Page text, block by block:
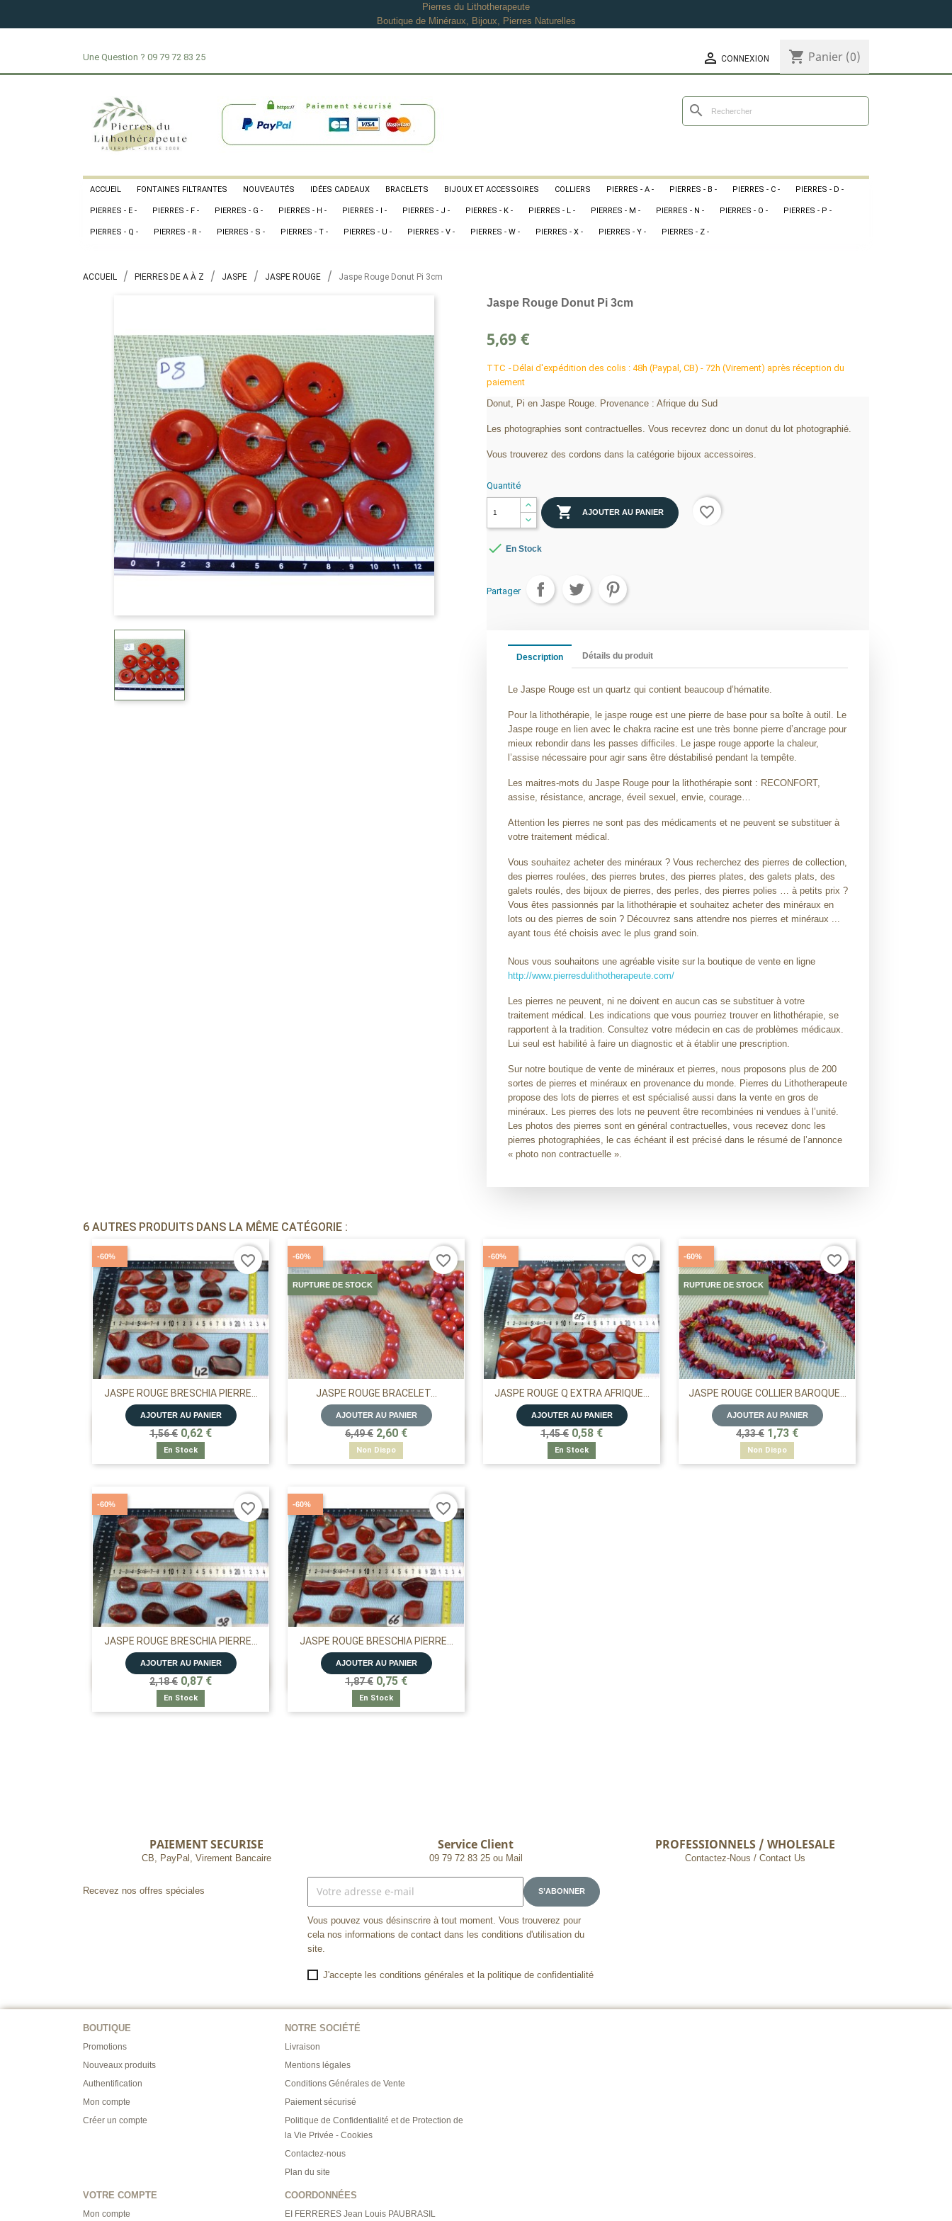
Pierres du Lithotherapeute
Boutique de Minéraux, Bijoux, Pierres Naturelles
Une Question ? 09 79 72 83 25  CONNEXION shopping_cart Panier (0)
search
ACCUEIL FONTAINES FILTRANTES NOUVEAUTÉS IDÉES CADEAUX BRACELETS BIJOUX ET ACCESSOIRES COLLIERS PIERRES - A - PIERRES - B - PIERRES - C - PIERRES - D -
PIERRES - E - PIERRES - F - PIERRES - G - PIERRES - H - PIERRES - I - PIERRES - J - PIERRES - K - PIERRES - L - PIERRES - M - PIERRES - N - PIERRES - O - PIERRES - P -
PIERRES - Q - PIERRES - R - PIERRES - S - PIERRES - T - PIERRES - U - PIERRES - V - PIERRES - W - PIERRES - X - PIERRES - Y - PIERRES - Z -
ACCUEIL PIERRES DE A À Z JASPE JASPE ROUGE Jaspe Rouge Donut Pi 3cm
Jaspe Rouge Donut Pi 3cm
5,69 €
TTC
Délai d'expédition des colis : 48h (Paypal, CB) - 72h (Virement) après réception du
paiement
Donut, Pi en Jaspe Rouge. Provenance : Afrique du Sud
Les photographies sont contractuelles. Vous recevrez donc un donut du lot photographié.
Vous trouverez des cordons dans la catégorie bijoux accessoires.
Quantité
 AJOUTER AU PANIER favorite_border
 En Stock
Partager
Description Détails du produit
Le Jaspe Rouge est un quartz qui contient beaucoup d’hématite.
Pour la lithothérapie, le jaspe rouge est une pierre de base pour sa boîte à outil. Le
Jaspe rouge en lien avec le chakra racine est une très bonne pierre d’ancrage pour
mieux rebondir dans les passes difficiles. Le jaspe rouge apporte la chaleur,
l’assise nécessaire pour agir sans être déstabilisé pendant la tempête.
Les maitres-mots du Jaspe Rouge pour la lithothérapie sont : RECONFORT,
assise, résistance, ancrage, éveil sexuel, envie, courage…
Attention les pierres ne sont pas des médicaments et ne peuvent se substituer à
votre traitement médical.
Vous souhaitez acheter des minéraux ? Vous recherchez des pierres de collection,
des pierres roulées, des pierres brutes, des pierres plates, des galets plats, des
galets roulés, des bijoux de pierres, des perles, des pierres polies … à petits prix ?
Vous êtes passionnés par la lithothérapie et souhaitez acheter des minéraux en
lots ou des pierres de soin ? Découvrez sans attendre nos pierres et minéraux ...
ayant tous été choisis avec le plus grand soin.
Nous vous souhaitons une agréable visite sur la boutique de vente en ligne
http://www.pierresdulithotherapeute.com/
Les pierres ne peuvent, ni ne doivent en aucun cas se substituer à votre
traitement médical. Les indications que vous pourriez trouver en lithothérapie, se
rapportent à la tradition. Consultez votre médecin en cas de problèmes médicaux.
Lui seul est habilité à faire un diagnostic et à établir une prescription.
Sur notre boutique de vente de minéraux et pierres, nous proposons plus de 200
sortes de pierres et minéraux en provenance du monde. Pierres du Lithotherapeute
propose des lots de pierres et est spécialisé aussi dans la vente en gros de
minéraux. Les pierres des lots ne peuvent être recombinées ni vendues à l’unité.
Les photos des pierres sont en général contractuelles, vous recevez donc les
pierres photographiées, le cas échéant il est précisé dans le résumé de l’annonce
« photo non contractuelle ».
6 AUTRES PRODUITS DANS LA MÊME CATÉGORIE :
JASPE ROUGE BRESCHIA PIERRE...
AJOUTER AU PANIER
1,56 € 0,62 €
En Stock
-60%
APERÇU RAPIDE
favorite_border
JASPE ROUGE BRACELET...
AJOUTER AU PANIER
6,49 € 2,60 €
Non Dispo
-60%
RUPTURE DE STOCK
APERÇU RAPIDE
favorite_border
JASPE ROUGE Q EXTRA AFRIQUE...
AJOUTER AU PANIER
1,45 € 0,58 €
En Stock
-60%
APERÇU RAPIDE
favorite_border
JASPE ROUGE COLLIER BAROQUE...
AJOUTER AU PANIER
4,33 € 1,73 €
Non Dispo
-60%
RUPTURE DE STOCK
APERÇU RAPIDE
favorite_border
JASPE ROUGE BRESCHIA PIERRE...
AJOUTER AU PANIER
2,18 € 0,87 €
En Stock
-60%
APERÇU RAPIDE
favorite_border
JASPE ROUGE BRESCHIA PIERRE...
AJOUTER AU PANIER
1,87 € 0,75 €
En Stock
-60%
APERÇU RAPIDE
favorite_border
PAIEMENT SECURISE
CB, PayPal, Virement Bancaire
Service Client
09 79 72 83 25 ou Mail
PROFESSIONNELS / WHOLESALE
Contactez-Nous / Contact Us
Recevez nos offres spéciales
Vous pouvez vous désinscrire à tout moment. Vous trouverez pour
cela nos informations de contact dans les conditions d'utilisation du
site.
J'accepte les conditions générales et la politique de confidentialité
BOUTIQUE
Promotions
Nouveaux produits
Authentification
Mon compte
Créer un compte
NOTRE SOCIÉTÉ
Livraison
Mentions légales
Conditions Générales de Vente
Paiement sécurisé
Politique de Confidentialité et de Protection de
la Vie Privée - Cookies
Contactez-nous
Plan du site
VOTRE COMPTE
Mon compte
COORDONNÉES
EI FERRERES Jean Louis PAUBRASIL